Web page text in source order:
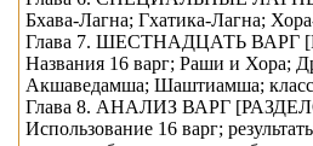
Бхaва-Лагна; Гхатика-Лагна;
Глава 7. ШЕСТНАДЦАТЬ
Названия 16 варг; Рaши и
Акшаведaмша; Шаштиaмша;
Глава 8. АНАЛИЗ ВАРГ
Использование 16 варг;